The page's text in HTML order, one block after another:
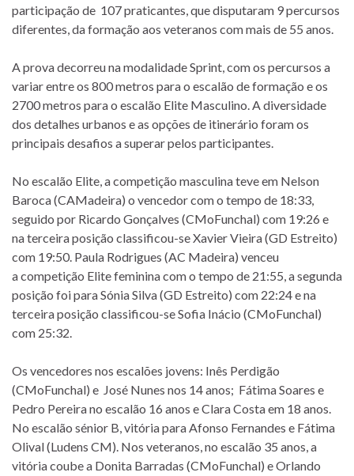
participação de 107 praticantes, que disputaram 9 percursos
diferentes, da formação aos veteranos com mais de 55 anos.
A prova decorreu na modalidade Sprint, com os percursos a
variar entre os 800 metros para o escalão de formação e os
2700 metros para o escalão Elite Masculino. A diversidade
dos detalhes urbanos e as opções de itinerário foram os
principais desafios a superar pelos participantes.
No escalão Elite, a competição masculina teve em Nelson
Baroca (CAMadeira) o vencedor com o tempo de 18:33,
seguido por Ricardo Gonçalves (CMoFunchal) com 19:26 e
na terceira posição classificou-se Xavier Vieira (GD Estreito)
com 19:50. Paula Rodrigues (AC Madeira) venceu
a competição Elite feminina com o tempo de 21:55, a segunda
posição foi para Sónia Silva (GD Estreito) com 22:24 e na
terceira posição classificou-se Sofia Inácio (CMoFunchal)
com 25:32.
Os vencedores nos escalões jovens: Inês Perdigão
(CMoFunchal) e José Nunes nos 14 anos; Fátima Soares e
Pedro Pereira no escalão 16 anos e Clara Costa em 18 anos.
No escalão sénior B, vitória para Afonso Fernandes e Fátima
Olival (Ludens CM). Nos veteranos, no escalão 35 anos, a
vitória coube a Donita Barradas (CMoFunchal) e Orlando